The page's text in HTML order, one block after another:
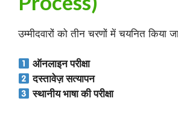
उम्मीदवारों को तीन चरणों में चयनित किया
ऑनलाइन परीक्षा
दस्तावेज़ सत्यापन
स्थानीय भाषा की परीक्षा